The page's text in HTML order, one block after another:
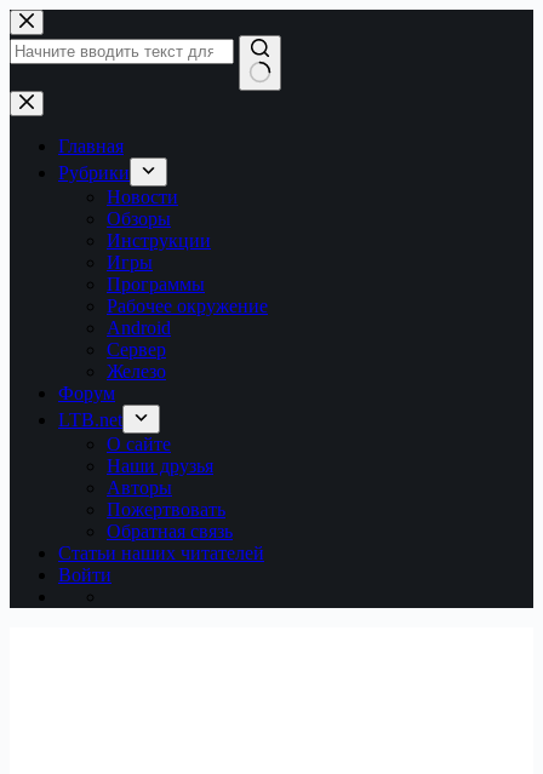
Перейти
к
сути
Ничего
не
найденоГлавная
Рубрики
Новости
Обзоры
Инструкции
Игры
Программы
Рабочее окружение
Android
Сервер
Железо
Форум
LTB.net
О сайте
Наши друзья
Авторы
Пожертвовать
Обратная связь
Статьи наших читателей
Войти